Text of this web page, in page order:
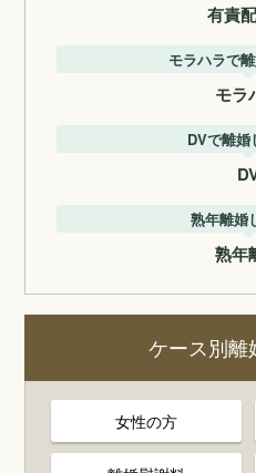
有責
モラハラで
モラ
DVで離婚
熟年離婚
熟年
ケース別離
女性の方